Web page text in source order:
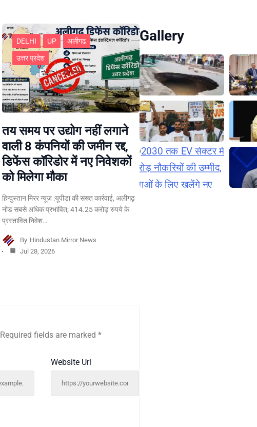
DELHI UP अलीगढ
उत्तर प्रदेश
तय समय पर उद्योग नहीं लगाने
वाली 8 कंपनियों की जमीन रद्द,
डिफेंस कॉरिडोर में नए निवेशकों
को मिलेगा मौका
हिन्दुस्तान मिरर न्यूज़ :यूपीडा की सख्त कार्रवाई, अलीगढ़
नोड सबसे अधिक प्रभावित; 414.25 करोड़ रुपये के
प्रस्तावित निवेश…
By Hindustan Mirror News
Jul 28, 2026
Required fields are marked *
Website Url
Gallery